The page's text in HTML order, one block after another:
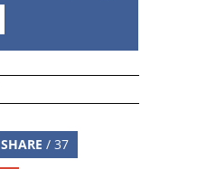
SHARE / 37